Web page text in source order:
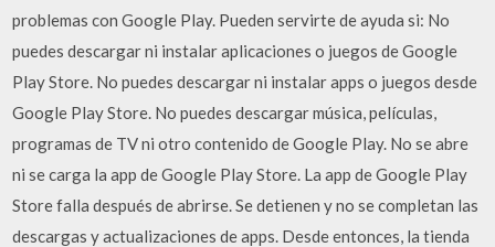
problemas con Google Play. Pueden servirte de ayuda si: No
puedes descargar ni instalar aplicaciones o juegos de Google
Play Store. No puedes descargar ni instalar apps o juegos desde
Google Play Store. No puedes descargar música, películas,
programas de TV ni otro contenido de Google Play. No se abre
ni se carga la app de Google Play Store. La app de Google Play
Store falla después de abrirse. Se detienen y no se completan las
descargas y actualizaciones de apps. Desde entonces, la tienda